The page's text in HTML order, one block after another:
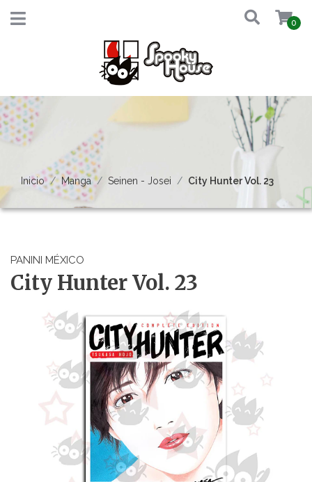
0
Inicio Manga Seinen - Josei City Hunter Vol. 23
PANINI MÉXICO
City Hunter Vol. 23